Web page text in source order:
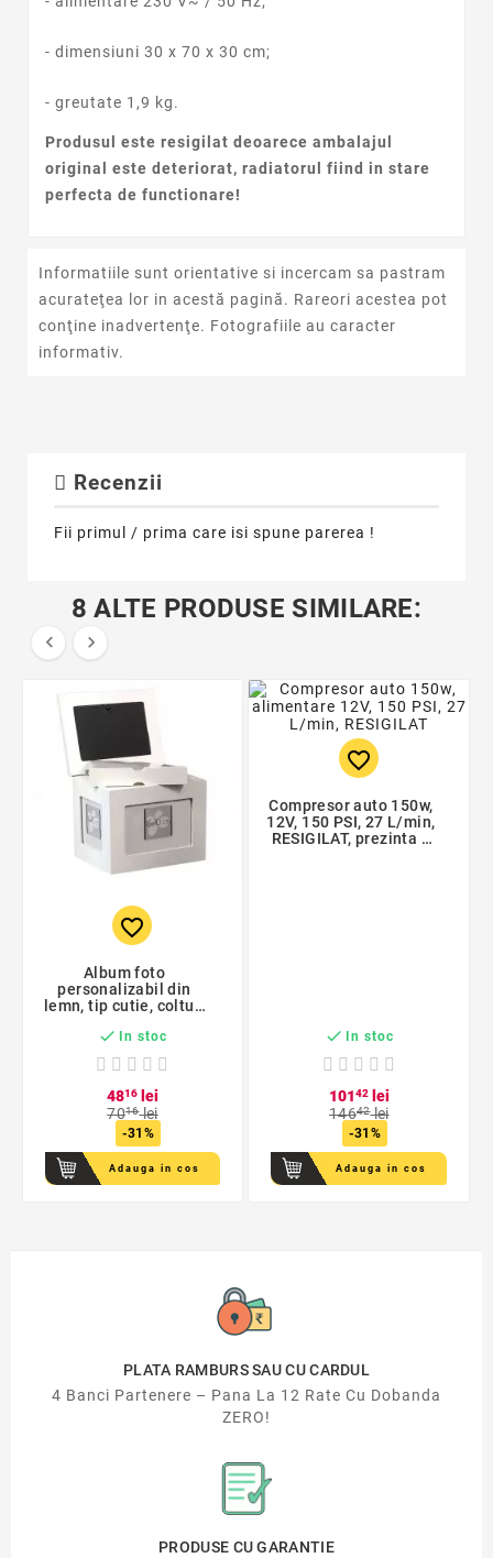
- dimensiuni 30 x 70 x 30 cm;
- greutate 1,9 kg.
Produsul este resigilat deoarece ambalajul
original este deteriorat, radiatorul fiind in stare
perfecta de functionare!
Informatiile sunt orientative si incercam sa pastram
acurateţea lor in acestă pagină. Rareori acestea pot
conţine inadvertenţe. Fotografiile au caracter
informativ.
Recenzii
Fii primul / prima care isi spune parerea !
8 ALTE PRODUSE SIMILARE:
 
favorite_border
Album foto
personalizabil din
lemn, tip cutie, colturi
 In stoc
4816lei
7016lei
-31%
Adauga in cos
favorite_border
Compresor auto 150w,
12V, 150 PSI, 27 L/min,
RESIGILAT, prezinta o
 In stoc
10142lei
14642lei
-31%
Adauga in cos
PLATA RAMBURS SAU CU CARDUL
4 Banci Partenere – Pana La 12 Rate Cu Dobanda
ZERO!
PRODUSE CU GARANTIE